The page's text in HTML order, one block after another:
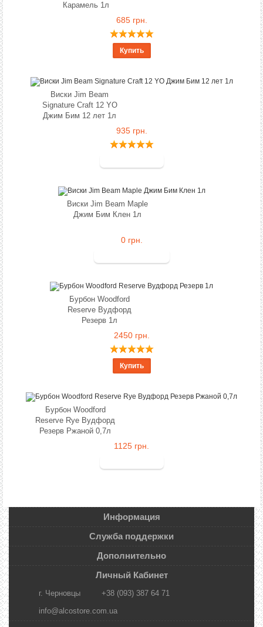
Карамель 1л
685 грн.
Купить
Виски Jim Beam
Signature Craft 12 YO
Джим Бим 12 лет 1л
935 грн.
Виски Jim Beam Maple
Джим Бим Клен 1л
0 грн.
Бурбон Woodford
Reserve Вудфорд
Резерв 1л
2450 грн.
Купить
Бурбон Woodford
Reserve Rye Вудфорд
Резерв Ржаной 0,7л
1125 грн.
Информация
Служба поддержки
Дополнительно
Личный Кабинет
г. Черновцы
+38 (093) 387 64 71
info@alcostore.com.ua